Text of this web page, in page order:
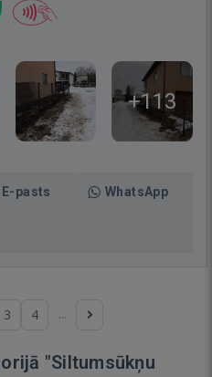
+113
E-pasts WhatsApp
3 4 ...
"Siltumsūkņu